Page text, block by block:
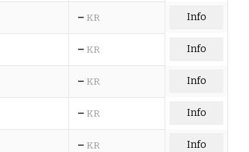
– KR Info
– KR Info
– KR Info
– KR Info
– KR Info